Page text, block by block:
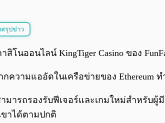
สรุปข่าว
สิโนออนไลน์ KingTiger Casino ของ
ความแออัดในเครือข่ายของ Ethereum
ารถรองรับฟีเจอร์และเกมใหม่สำหรั
ขาได้ตามปกติ